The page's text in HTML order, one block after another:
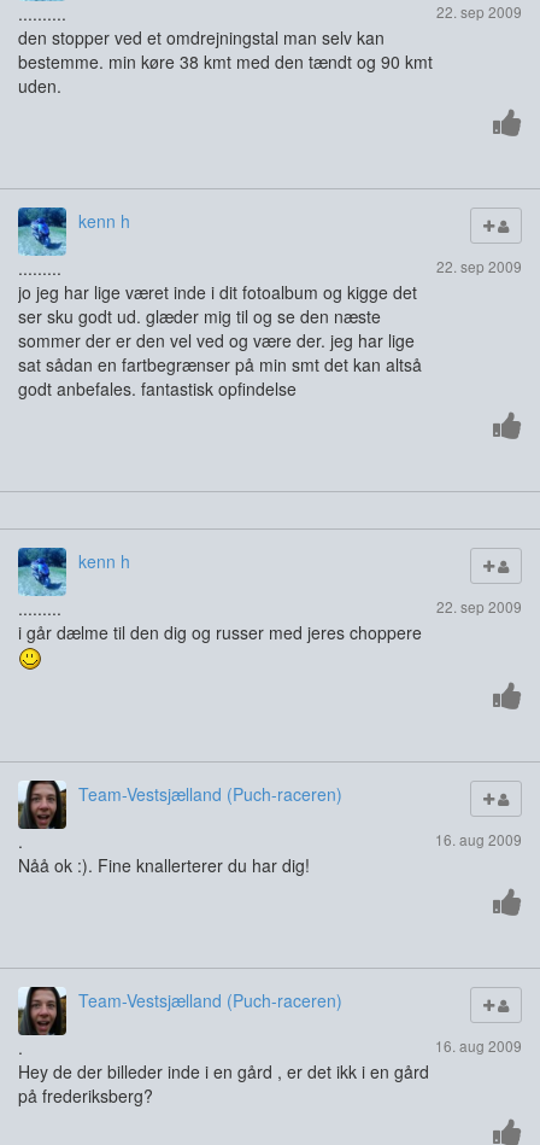
22. sep 2009
..........
den stopper ved et omdrejningstal man selv kan
bestemme. min køre 38 kmt med den tændt og 90 kmt
uden.
kenn h
22. sep 2009
.........
jo jeg har lige været inde i dit fotoalbum og kigge det
ser sku godt ud. glæder mig til og se den næste
sommer der er den vel ved og være der. jeg har lige
sat sådan en fartbegrænser på min smt det kan altså
godt anbefales. fantastisk opfindelse
kenn h
22. sep 2009
.........
i går dælme til den dig og russer med jeres choppere
Team-Vestsjælland (Puch-raceren)
16. aug 2009
.
Nåå ok :). Fine knallerterer du har dig!
Team-Vestsjælland (Puch-raceren)
16. aug 2009
.
Hey de der billeder inde i en gård , er det ikk i en gård
på frederiksberg?